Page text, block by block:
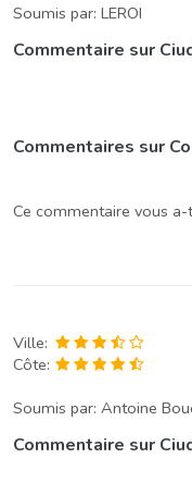
Soumis par: LEROI
Commentaire sur
Commentaires sur
Ce commentaire vous
Ville:
Côte:
Soumis par: Antoine
Commentaire sur